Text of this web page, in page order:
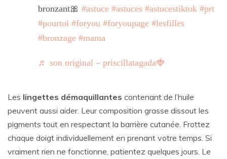
bronzant🎀 #astuce #astuces #astucestiktok #prt
#pourtoi #foryou #foryoupage #lesfilles
#bronzage #mama
♬ son original – priscillatagada🍓
Les lingettes démaquillantes contenant de l’huile
peuvent aussi aider. Leur composition grasse dissout les
pigments tout en respectant la barrière cutanée. Frottez
chaque doigt individuellement en prenant votre temps. Si
vraiment rien ne fonctionne, patientez quelques jours. Le